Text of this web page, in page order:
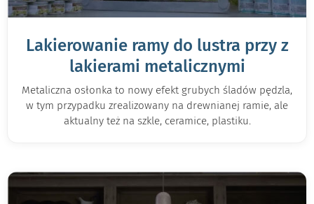
Lakierowanie ramy do lustra przy z
lakierami metalicznymi
Metaliczna osłonka to nowy efekt grubych śladów pędzla,
w tym przypadku zrealizowany na drewnianej ramie, ale
aktualny też na szkle, ceramice, plastiku.